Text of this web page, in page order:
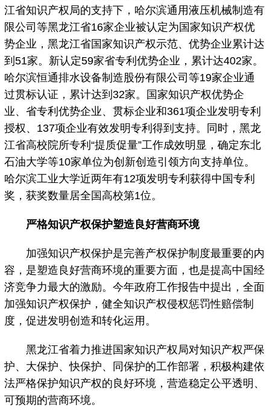
江省知识产权局的支持下，哈尔滨通用液压机械制造有
限公司等黑龙江省16家企业被认定为国家知识产权优
势企业，黑龙江省国家知识产权示范、优势企业累计达
到51家。新认定59家省专利优势企业，累计达402家。
哈尔滨恒通排水设备制造股份有限公司等19家企业通
过贯标认证，累计达到32家。国家知识产权优势企
业、省专利优势企业、贯标企业和361项企业发明专利
授权、137项企业有效发明专利得到支持。同时，黑龙
江省高校院所专利“提质促量”工作成效明显，确定东北
石油大学等10家单位为创新创造引领方向支持单位。
哈尔滨工业大学近两年有12项发明专利获得中国专利
奖，获奖数量居全国高校第1位。
严格知识产权保护塑造良好营商环境
加强知识产权保护是完善产权保护制度最重要的内
容，是塑造良好营商环境的重要方面，也是提高中国经
济竞争力最大的激励。今年政府工作报告中提出，全面
加强知识产权保护，健全知识产权侵权惩罚性赔偿制
度，促进发明创造和转化运用。
黑龙江省着力推进国家知识产权局对知识产权严保
护、大保护、快保护、同保护的工作部署，积极构建依
法严格保护知识产权的良好环境，营造稳定公平透明、
可预期的营商环境。